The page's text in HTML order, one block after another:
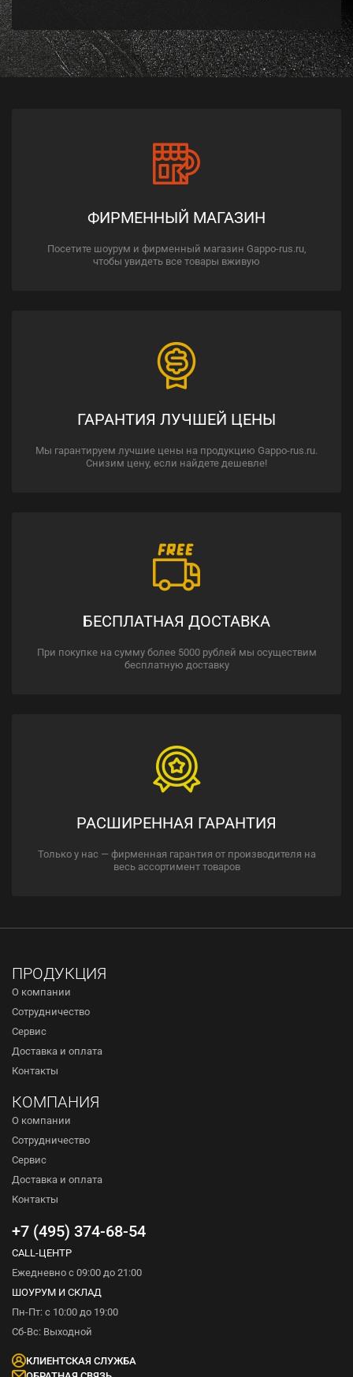
ФИРМЕННЫЙ МАГАЗИН
Посетите шоурум и фирменный магазин Gappo-rus.ru,
чтобы увидеть все товары вживую
ГАРАНТИЯ ЛУЧШЕЙ ЦЕНЫ
Мы гарантируем лучшие цены на продукцию Gappo-rus.ru.
Снизим цену, если найдете дешевле!
БЕСПЛАТНАЯ ДОСТАВКА
При покупке на сумму более 5000 рублей мы осуществим
бесплатную доставку
РАСШИРЕННАЯ ГАРАНТИЯ
Только у нас — фирменная гарантия от производителя на
весь ассортимент товаров
ПРОДУКЦИЯ
О компании
Сотрудничество
Сервис
Доставка и оплата
Контакты
КОМПАНИЯ
О компании
Сотрудничество
Сервис
Доставка и оплата
Контакты
+7 (495) 374-68-54
CALL-ЦЕНТР
Ежедневно с 09:00 до 21:00
ШОУРУМ И СКЛАД
Пн-Пт: с 10:00 до 19:00
Сб-Вс: Выходной
КЛИЕНТСКАЯ СЛУЖБА